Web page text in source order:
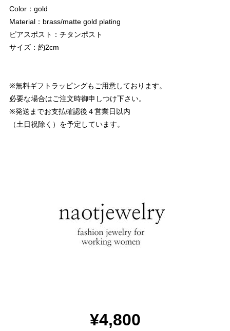
Color：gold
Material：brass/matte gold plating
ピアスポスト：チタンポスト
サイズ：約2cm
※無料ギフトラッピングもご用意しております。
必要な場合はご注文時御申しつけ下さい。
※発送までお支払確認後４営業日以内
（土日祝除く）を予定しています。
¥4,800